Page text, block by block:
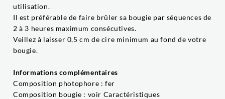
utilisation.
Il est préférable de faire brûler sa bougie par séquences de
2 à 3 heures maximum consécutives.
Veillez à laisser 0,5 cm de cire minimum au fond de votre
bougie.
Informations complémentaires
Composition photophore : fer
Composition bougie : voir Caractéristiques